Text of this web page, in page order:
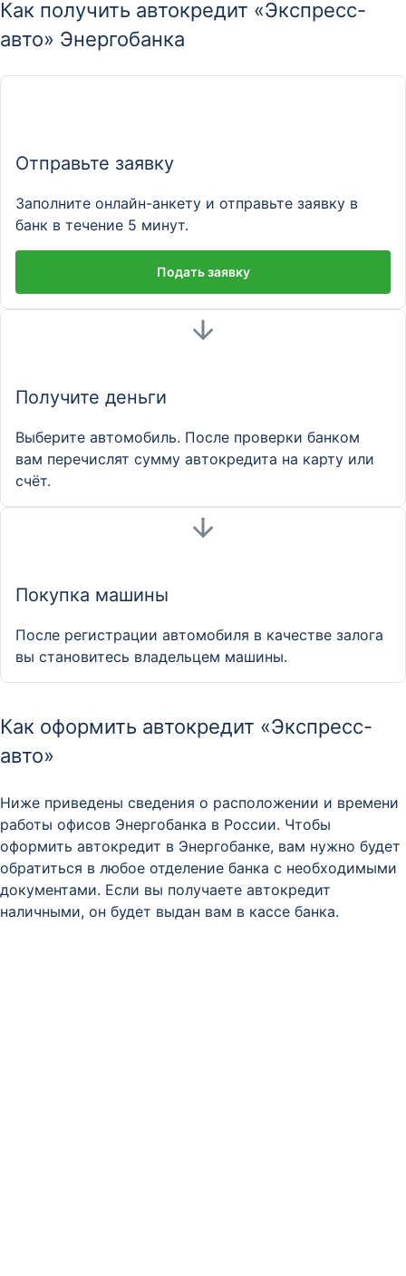
Как получить автокредит «Экспресс-
авто» Энергобанка
Отправьте заявку
Заполните онлайн-анкету и отправьте заявку в
банк в течение 5 минут.
Подать заявку
Получите деньги
Выберите автомобиль. После проверки банком
вам перечислят сумму автокредита на карту или
счёт.
Покупка машины
После регистрации автомобиля в качестве залога
вы становитесь владельцем машины.
Как оформить автокредит «Экспресс-
авто»
Ниже приведены сведения о расположении и времени
работы офисов Энергобанка в России. Чтобы
оформить автокредит в Энергобанке, вам нужно будет
обратиться в любое отделение банка с необходимыми
документами. Если вы получаете автокредит
наличными, он будет выдан вам в кассе банка.